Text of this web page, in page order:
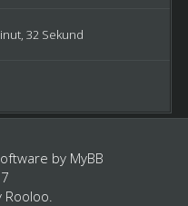
32 Sekund
by MyBB
Rooloo.